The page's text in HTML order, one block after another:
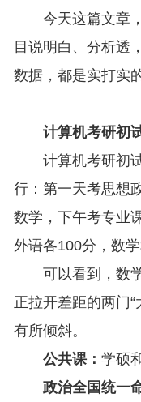
今天这篇文章
目说明白、分析透
数据，都是实打实
计算机考研初
计算机考研初
行：第一天考思想
数学，下午考专业
外语各100分，数
可以看到，数
正拉开差距的两门
有所倾斜。
公共课： 学硕
政治全国统一